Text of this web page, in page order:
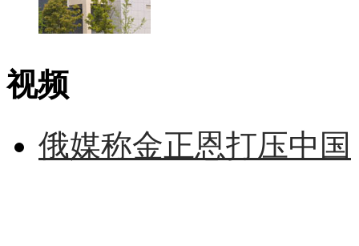
视频
俄媒称金正恩打压中国